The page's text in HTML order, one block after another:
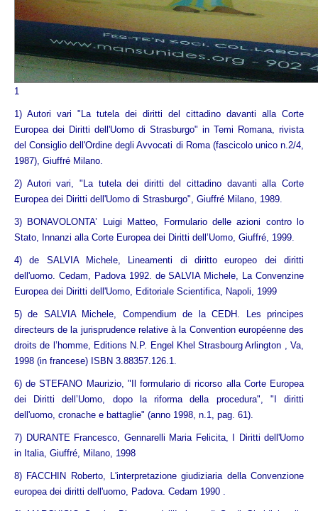
Info
1
1) Autori vari "La tutela dei diritti del cittadino davanti alla Corte
Europea dei Diritti dell'Uomo di Strasburgo" in Temi Romana, rivista
del Consiglio dell'Ordine degli Avvocati di Roma (fascicolo unico n.2/4,
1987), Giuffré Milano.
2) Autori vari, "La tutela dei diritti del cittadino davanti alla Corte
Europea dei Diritti dell'Uomo di Strasburgo", Giuffré Milano, 1989.
3) BONAVOLONTA’ Luigi Matteo, Formulario delle azioni contro lo
Stato, Innanzi alla Corte Europea dei Diritti dell’Uomo, Giuffré, 1999.
4) de SALVIA Michele, Lineamenti di diritto europeo dei diritti
dell'uomo. Cedam, Padova 1992. de SALVIA Michele, La Convenzine
Europea dei Diritti dell'Uomo, Editoriale Scientifica, Napoli, 1999
5) de SALVIA Michele, Compendium de la CEDH. Les principes
directeurs de la jurisprudence relative à la Convention européenne des
droits de l’homme, Editions N.P. Engel Khel Strasbourg Arlington , Va,
1998 (in francese) ISBN 3.88357.126.1.
6) de STEFANO Maurizio, "Il formulario di ricorso alla Corte Europea
dei Diritti dell’Uomo, dopo la riforma della procedura", "I diritti
dell'uomo, cronache e battaglie" (anno 1998, n.1, pag. 61).
7) DURANTE Francesco, Gennarelli Maria Felicita, I Diritti dell'Uomo
in Italia, Giuffré, Milano, 1998
8) FACCHIN Roberto, L'interpretazione giudiziaria della Convenzione
europea dei diritti dell'uomo, Padova. Cedam 1990 .